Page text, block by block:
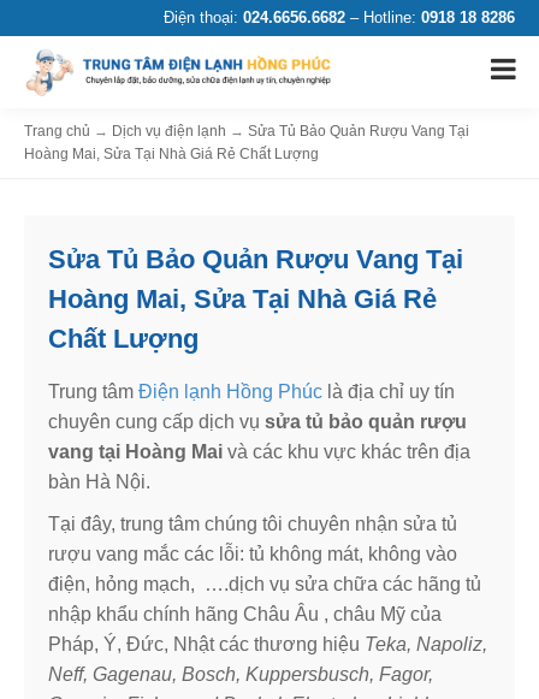
Điện thoại: 024.6656.6682 – Hotline: 0918 18 8286
Trang chủ → Dịch vụ điện lạnh → Sửa Tủ Bảo Quản Rượu Vang Tại
Hoàng Mai, Sửa Tại Nhà Giá Rẻ Chất Lượng
Sửa Tủ Bảo Quản Rượu Vang Tại
Hoàng Mai, Sửa Tại Nhà Giá Rẻ
Chất Lượng
Trung tâm Điện lạnh Hồng Phúc là địa chỉ uy tín
chuyên cung cấp dịch vụ sửa tủ bảo quản rượu
vang tại Hoàng Mai và các khu vực khác trên địa
bàn Hà Nội.
Tại đây, trung tâm chúng tôi chuyên nhận sửa tủ
rượu vang mắc các lỗi: tủ không mát, không vào
điện, hỏng mạch, ….dịch vụ sửa chữa các hãng tủ
nhập khẩu chính hãng Châu Âu , châu Mỹ của
Pháp, Ý, Đức, Nhật các thương hiệu Teka, Napoliz,
Neff, Gagenau, Bosch, Kuppersbusch, Fagor,